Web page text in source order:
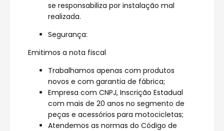
se responsabiliza por instalação mal
realizada.
Segurança:
Emitimos a nota fiscal
Trabalhamos apenas com produtos
novos e com garantia de fábrica;
Empresa com CNPJ, Inscrição Estadual
com mais de 20 anos no segmento de
peças e acessórios para motocicletas;
Atendemos as normas do Código de